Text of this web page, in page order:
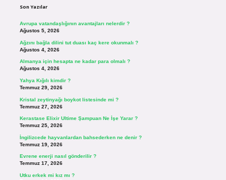
Son Yazılar
Avrupa vatandaşlığının avantajları nelerdir ?
Ağustos 5, 2026
Ağzını bağla dilini tut duası kaç kere okunmalı ?
Ağustos 4, 2026
Almanya için hesapta ne kadar para olmalı ?
Ağustos 4, 2026
Yahya Kığılı kimdir ?
Temmuz 29, 2026
Kristal zeytinyağı boykot listesinde mi ?
Temmuz 27, 2026
Kerastase Elixir Ultime Şampuan Ne İşe Yarar ?
Temmuz 25, 2026
İngilizcede hayvanlardan bahsederken ne denir ?
Temmuz 19, 2026
Evrene enerji nasıl gönderilir ?
Temmuz 17, 2026
Utku erkek mi kız mı ?